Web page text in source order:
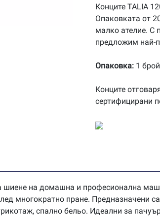
м
-
цвят
0184
Конците TALIA
Опаковката от
малко ателие. С
предложим най-
Опаковка: 1
Конците
сертифицирани
на домашна и професионална
многократно пране. Предназначени
спално бельо. Идеални за